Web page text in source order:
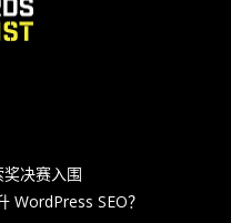
决赛入围
WordPress SEO？